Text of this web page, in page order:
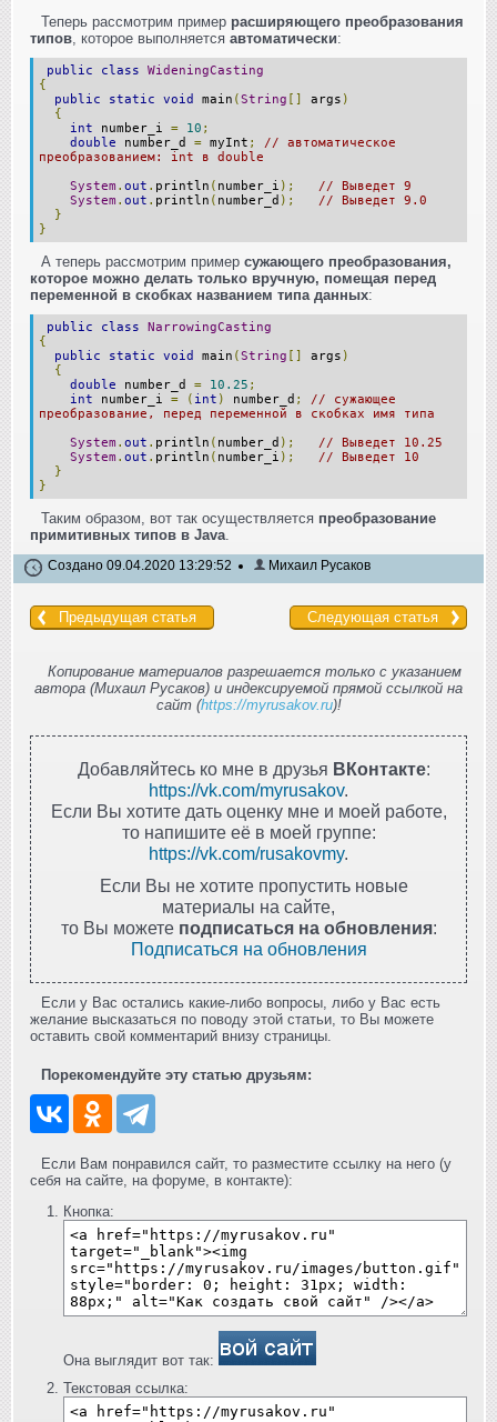
Теперь рассмотрим пример расширяющего преобразования
типов , которое выполняется автоматически:
public class
WideningCasting
{
public
static void main (String [] args )
{
int number_i = 10 ;
double number_d = myInt ;
// автоматическое
преобразованием: int в double
System . out . println ( number_i );
// Выведет 9
System . out . println ( number_d );
// Выведет 9.0
}
}
А теперь рассмотрим пример сужающего преобразования,
которое можно делать только вручную, помещая перед
переменной в скобках названием типа данных:
public class
NarrowingCasting
{
public
static void main (String [] args )
{
double number_d = 10.25 ;
int number_i = ( int ) number_d ;
// сужающее
преобразование, перед переменной в скобках имя типа
System . out . println ( number_d );
// Выведет 10.25
System . out . println ( number_i );
// Выведет 10
}
}
Таким образом, вот так осуществляется преобразование
примитивных типов в Java
Создано 09.04.2020 13:29:52 Михаил Русаков
Предыдущая статья Следующая статья
Копирование материалов разрешается только с указанием
автора (Михаил Русаков) и индексируемой прямой ссылкой на
сайт (https://myrusakov.ru)!
Добавляйтесь ко мне в друзья ВКонтакте:
https://vk.com/myrusakov.
Если Вы хотите дать оценку мне и моей работе,
то напишите её в моей группе:
https://vk.com/rusakovmy.
Если Вы не хотите пропустить новые
материалы на сайте,
то Вы можете подписаться на обновления:
Подписаться на обновления
Если у Вас остались какие-либо вопросы, либо у Вас есть
желание высказаться по поводу этой статьи, то Вы можете
оставить свой комментарий внизу страницы.
Порекомендуйте эту статью друзьям:
Если Вам понравился сайт, то разместите ссылку на него (у
себя на сайте, на форуме, в контакте):
Кнопка:
Она выглядит вот так:
Текстовая ссылка: